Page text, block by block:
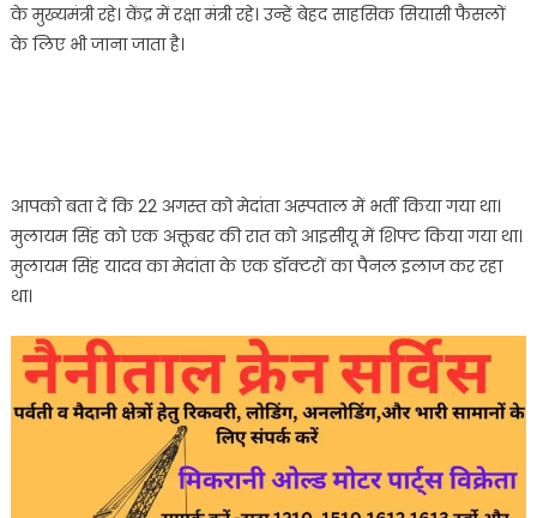
का
के मुख्यमंत्री रहे। केंद्र में रक्षा मंत्री रहे। उन्हें बेहद साहसिक सियासी फैसलों
के लिए भी जाना जाता है।
आपको बता दें कि 22 अगस्त को मेदांता अस्पताल में भर्ती किया गया था।
मुलायम सिंह को एक अक्तूबर की रात को आइसीयू में शिफ्ट किया गया था।
मुलायम सिंह यादव का मेदांता के एक डॉक्टरों का पैनल इलाज कर रहा
था।